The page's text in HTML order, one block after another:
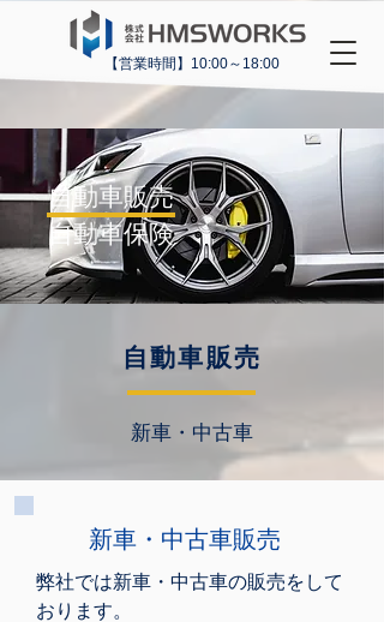
【営業時間】10:00～18:00
自動車販売
​自動車保険
自動車販売
新車・中古車
新車・中古車販売
弊社では新車・中古車の販売をして
おります。